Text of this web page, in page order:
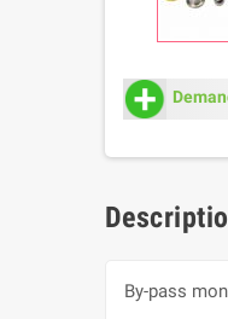
By-pass